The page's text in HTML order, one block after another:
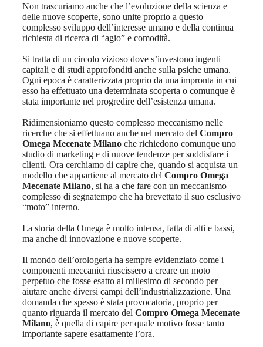
Non trascuriamo anche che l’evoluzione della scienza e
delle nuove scoperte, sono unite proprio a questo
complesso sviluppo dell’interesse umano e della continua
richiesta di ricerca di “agio” e comodità.
Si tratta di un circolo vizioso dove s’investono ingenti
capitali e di studi approfonditi anche sulla psiche umana.
Ogni epoca è caratterizzata proprio da una impronta in cui
esso ha effettuato una determinata scoperta o comunque è
stata importante nel progredire dell’esistenza umana.
Ridimensioniamo questo complesso meccanismo nelle
ricerche che si effettuano anche nel mercato del Compro
Omega Mecenate Milano che richiedono comunque uno
studio di marketing e di nuove tendenze per soddisfare i
clienti. Ora cerchiamo di capire che, quando si acquista un
modello che appartiene al mercato del Compro Omega
Mecenate Milano, si ha a che fare con un meccanismo
complesso di segnatempo che ha brevettato il suo esclusivo
“moto” interno.
La storia della Omega è molto intensa, fatta di alti e bassi,
ma anche di innovazione e nuove scoperte.
Il mondo dell’orologeria ha sempre evidenziato come i
componenti meccanici riuscissero a creare un moto
perpetuo che fosse esatto al millesimo di secondo per
aiutare anche diversi campi dell’industrializzazione. Una
domanda che spesso è stata provocatoria, proprio per
quanto riguarda il mercato del Compro Omega Mecenate
Milano, è quella di capire per quale motivo fosse tanto
importante sapere esattamente l’ora.